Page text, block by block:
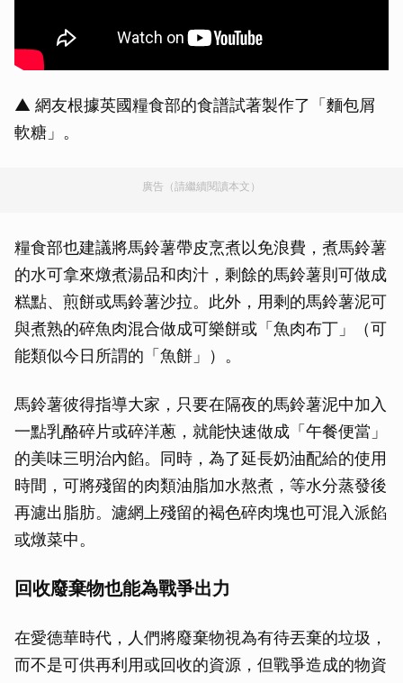
▲ 網友根據英國糧食部的食譜試著製作了「麵包屑
軟糖」。
廣告（請繼續閱讀本文）
糧食部也建議將馬鈴薯帶皮烹煮以免浪費，煮馬鈴薯
的水可拿來燉煮湯品和肉汁，剩餘的馬鈴薯則可做成
糕點、煎餅或馬鈴薯沙拉。此外，用剩的馬鈴薯泥可
與煮熟的碎魚肉混合做成可樂餅或「魚肉布丁」（可
能類似今日所謂的「魚餅」）。
馬鈴薯彼得指導大家，只要在隔夜的馬鈴薯泥中加入
一點乳酪碎片或碎洋蔥，就能快速做成「午餐便當」
的美味三明治內餡。同時，為了延長奶油配給的使用
時間，可將殘留的肉類油脂加水熬煮，等水分蒸發後
再濾出脂肪。濾網上殘留的褐色碎肉塊也可混入派餡
或燉菜中。
回收廢棄物也能為戰爭出力
在愛德華時代，人們將廢棄物視為有待丟棄的垃圾，
而不是可供再利用或回收的資源，但戰爭造成的物資